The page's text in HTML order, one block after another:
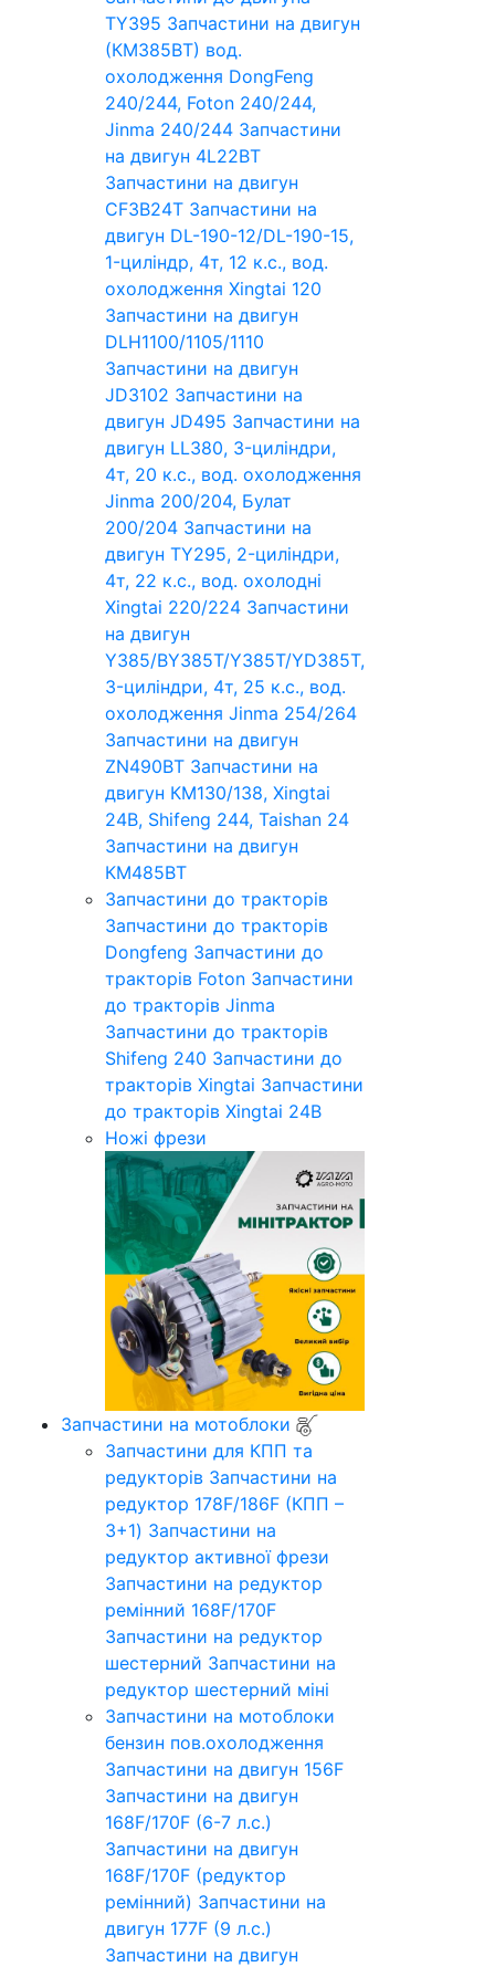
TY395 Запчастини на двигун
(КМ385ВТ) вод.
охолодження DongFeng
240/244, Foton 240/244,
Jinma 240/244 Запчастини
на двигун 4L22BT
Запчастини на двигун
CF3B24T Запчастини на
двигун DL-190-12/DL-190-15,
1-циліндр, 4т, 12 к.с., вод.
охолодження Xingtai 120
Запчастини на двигун
DLH1100/1105/1110
Запчастини на двигун
JD3102 Запчастини на
двигун JD495 Запчастини на
двигун LL380, 3-циліндри,
4т, 20 к.с., вод. охолодження
Jinma 200/204, Булат
200/204 Запчастини на
двигун TY295, 2-циліндри,
4т, 22 к.с., вод. охолодні
Xingtai 220/224 Запчастини
на двигун
Y385/BY385T/Y385T/YD385T,
3-циліндри, 4т, 25 к.с., вод.
охолодження Jinma 254/264
Запчастини на двигун
ZN490BT Запчастини на
двигун КМ130/138, Xingtai
24B, Shifeng 244, Taishan 24
Запчастини на двигун
КМ485ВТ
Запчастини до тракторів
Запчастини до тракторів
Dongfeng Запчастини до
тракторів Foton Запчастини
до тракторів Jinma
Запчастини до тракторів
Shifeng 240 Запчастини до
тракторів Xingtai Запчастини
до тракторів Xingtai 24B
Ножі фрези
Запчастини на мотоблоки
Запчастини для КПП та
редукторів Запчастини на
редуктор 178F/186F (КПП –
3+1) Запчастини на
редуктор активної фрези
Запчастини на редуктор
ремінний 168F/170F
Запчастини на редуктор
шестерний Запчастини на
редуктор шестерний міні
Запчастини на мотоблоки
бензин пов.охолодження
Запчастини на двигун 156F
Запчастини на двигун
168F/170F (6-7 л.с.)
Запчастини на двигун
168F/170F (редуктор
ремінний) Запчастини на
двигун 177F (9 л.с.)
Запчастини на двигун